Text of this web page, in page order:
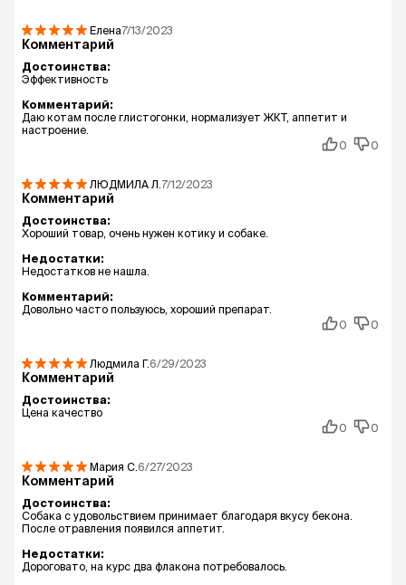
Елена7/13/2023
Комментарий
Достоинства:
Эффективность
Комментарий:
Даю котам после глистогонки, нормализует ЖКТ, аппетит и
настроение.
0
0
ЛЮДМИЛА Л. 7/12/2023
Комментарий
Достоинства:
Хороший товар, очень нужен котику и собаке.
Недостатки:
Недостатков не нашла.
Комментарий:
Довольно часто пользуюсь, хороший препарат.
0
0
Людмила Г.6/29/2023
Комментарий
Достоинства:
Цена качество
0
0
Мария С. 6/27/2023
Комментарий
Достоинства:
Собака с удовольствием принимает благодаря вкусу бекона.
После отравления появился аппетит.
Недостатки:
Дороговато, на курс два флакона потребовалось.